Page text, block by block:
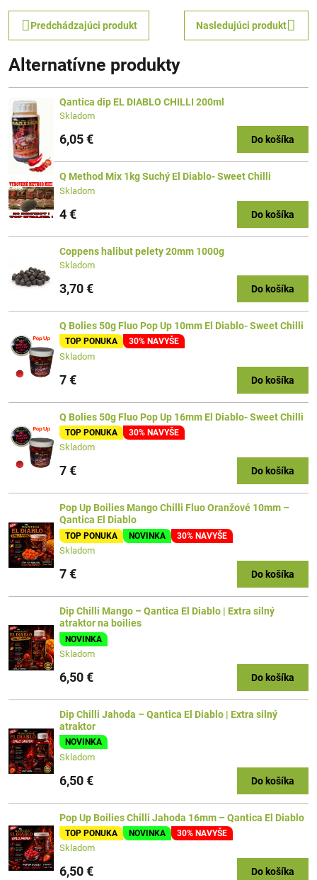
Predchádzajúci produkt Nasledujúci produkt
Alternatívne produkty
Qantica dip EL DIABLO CHILLI 200ml
Skladom
6,05 € Do košíka
Q Method Mix 1kg Suchý El Diablo- Sweet Chilli
Skladom
4 € Do košíka
Coppens halibut pelety 20mm 1000g
Skladom
3,70 € Do košíka
Q Bolies 50g Fluo Pop Up 10mm El Diablo- Sweet Chilli
TOP PONUKA 30% NAVYŠE
Skladom
7 € Do košíka
Q Bolies 50g Fluo Pop Up 16mm El Diablo- Sweet Chilli
TOP PONUKA 30% NAVYŠE
Skladom
7 € Do košíka
Pop Up Boilies Mango Chilli Fluo Oranžové 10mm –
Qantica El Diablo
TOP PONUKA NOVINKA 30% NAVYŠE
Skladom
7 € Do košíka
Dip Chilli Mango – Qantica El Diablo | Extra silný
atraktor na boilies
NOVINKA
Skladom
6,50 € Do košíka
Dip Chilli Jahoda – Qantica El Diablo | Extra silný
atraktor
NOVINKA
Skladom
6,50 € Do košíka
Pop Up Boilies Chilli Jahoda 16mm – Qantica El Diablo
TOP PONUKA NOVINKA 30% NAVYŠE
Skladom
6,50 € Do košíka